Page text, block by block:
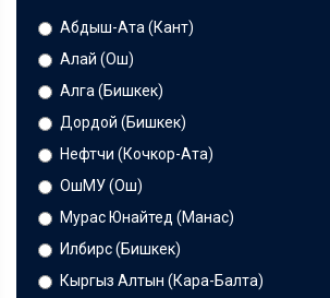
Абдыш-Ата (Кант)
Алай (Ош)
Алга (Бишкек)
Дордой (Бишкек)
Нефтчи (Кочкор-Ата)
ОшМУ (Ош)
Мурас Юнайтед (Манас)
Илбирс (Бишкек)
Кыргыз Алтын (Кара-Балта)